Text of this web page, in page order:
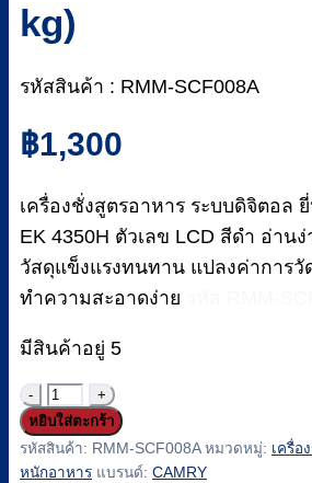
kg)
รหัสสินค้า : RMM-SCF008A
฿1,300
เครื่องชั่งสูตรอาหาร ระบบดิจิตอล
EK 4350H ตัวเลข LCD สีดำ อ่าน
วัสดุแข็งแรงทนทาน แปลงค่าการวั
ทำความสะอาดง่าย
มีสินค้าอยู่ 5
จำนวน
เครื่อง
ชั่ง
หยิบใส่ตะกร้า
รหัสสินค้า: RMM-SCF008A หมวดหมู่: เครื่อ
หนักอาหาร แบรนด์: CAMRY